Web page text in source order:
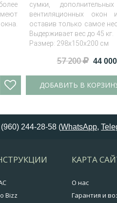
сумки,
вентиляционных окон
оставив только самое
Выдерживает вес до 45 кг.
Размер: 298x150x200 см
57 200 44 000
ДОБАВИТЬ В
244-28-58 (WhatsApp,
Bizz
КАРТА
О нас
Гарантия и